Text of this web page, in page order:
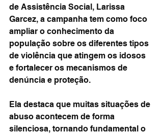
de Assistência Social, Larissa
Garcez, a campanha tem como foco
ampliar o conhecimento da
população sobre os diferentes tipos
de violência que atingem os idosos
e fortalecer os mecanismos de
denúncia e proteção.
Ela destaca que muitas situações de
abuso acontecem de forma
silenciosa, tornando fundamental o